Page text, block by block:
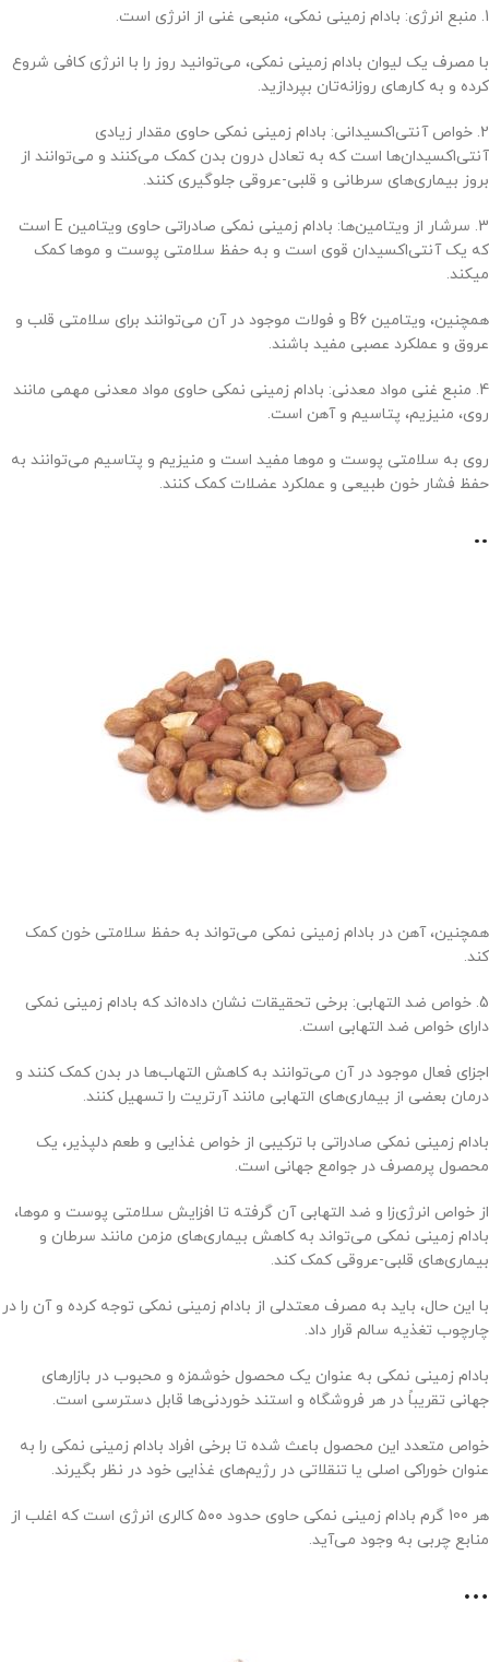
1. منبع انرژی: بادام زمینی نمکی، منبعی غنی از انرژی است.
با مصرف یک لیوان بادام زمینی نمکی، می‌توانید روز را با انرژی کافی شروع
کرده و به کارهای روزانه‌تان بپردازید.
2. خواص آنتی‌اکسیدانی: بادام زمینی نمکی حاوی مقدار زیادی
آنتی‌اکسیدان‌ها است که به تعادل درون بدن کمک می‌کنند و می‌توانند از
بروز بیماری‌های سرطانی و قلبی-عروقی جلوگیری کنند.
3. سرشار از ویتامین‌ها: بادام زمینی نمکی صادراتی حاوی ویتامین E است
که یک آنتی‌اکسیدان قوی است و به حفظ سلامتی پوست و موها کمک
میکند.
همچنین، ویتامین B6 و فولات موجود در آن می‌توانند برای سلامتی قلب و
عروق و عملکرد عصبی مفید باشند.
4. منبع غنی مواد معدنی: بادام زمینی نمکی حاوی مواد معدنی مهمی مانند
روی، منیزیم، پتاسیم و آهن است.
روی به سلامتی پوست و موها مفید است و منیزیم و پتاسیم می‌توانند به
حفظ فشار خون طبیعی و عملکرد عضلات کمک کنند.
..
همچنین، آهن در بادام زمینی نمکی می‌تواند به حفظ سلامتی خون کمک
کند.
5. خواص ضد التهابی: برخی تحقیقات نشان داده‌اند که بادام زمینی نمکی
دارای خواص ضد التهابی است.
اجزای فعال موجود در آن می‌توانند به کاهش التهاب‌ها در بدن کمک کنند و
درمان بعضی از بیماری‌های التهابی مانند آرتریت را تسهیل کنند.
بادام زمینی نمکی صادراتی با ترکیبی از خواص غذایی و طعم دلپذیر، یک
محصول پرمصرف در جوامع جهانی است.
از خواص انرژی‌زا و ضد التهابی آن گرفته تا افزایش سلامتی پوست و موها،
بادام زمینی نمکی می‌تواند به کاهش بیماری‌های مزمن مانند سرطان و
بیماری‌های قلبی-عروقی کمک کند.
با این حال، باید به مصرف معتدلی از بادام زمینی نمکی توجه کرده و آن را در
چارچوب تغذیه سالم قرار داد.
بادام زمینی نمکی به عنوان یک محصول خوشمزه و محبوب در بازارهای
جهانی تقریباً در هر فروشگاه و استند خوردنی‌ها قابل دسترسی است.
خواص متعدد این محصول باعث شده تا برخی افراد بادام زمینی نمکی را به
عنوان خوراکی اصلی یا تنقلاتی در رژیم‌های غذایی خود در نظر بگیرند.
هر 100 گرم بادام زمینی نمکی حاوی حدود ۵۰۰ کالری انرژی است که اغلب از
منابع چربی به وجود می‌آید.
…